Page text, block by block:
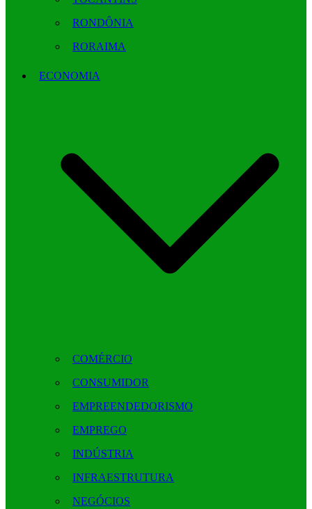
RONDÔNIA
RORAIMA
ECONOMIA
COMÉRCIO
CONSUMIDOR
EMPREENDEDORISMO
EMPREGO
INDÚSTRIA
INFRAESTRUTURA
NEGÓCIOS